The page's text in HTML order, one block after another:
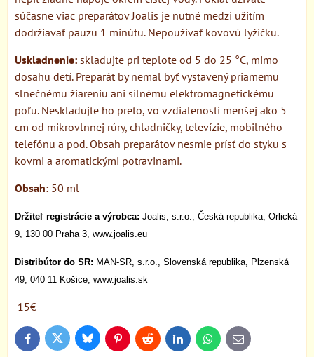
súčasne viac preparátov Joalis je nutné medzi užitím
dodržiavať pauzu 1 minútu. Nepoužívať kovovú lyžičku.
Uskladnenie: skladujte pri teplote od 5 do 25 °C, mimo
dosahu detí. Preparát by nemal byť vystavený priamemu
slnečnému žiareniu ani silnému elektromagnetickému
poľu. Neskladujte ho preto, vo vzdialenosti menšej ako 5
cm od mikrovlnnej rúry, chladničky, televízie, mobilného
telefónu a pod. Obsah preparátov nesmie prísť do styku s
kovmi a aromatickými potravinami.
Obsah: 50 ml
Držiteľ registrácie a výrobca: Joalis, s.r.o., Česká republika, Orlická
9, 130 00 Praha 3, www.joalis.eu
Distribútor do SR: MAN-SR, s.r.o., Slovenská republika, Plzenská
49, 040 11 Košice, www.joalis.sk
15€
FacebookTwitter BlueskyPinterestReddit LinkedInWhatsApp
E-
mail